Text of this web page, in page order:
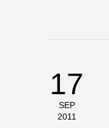
17
SEP
2011